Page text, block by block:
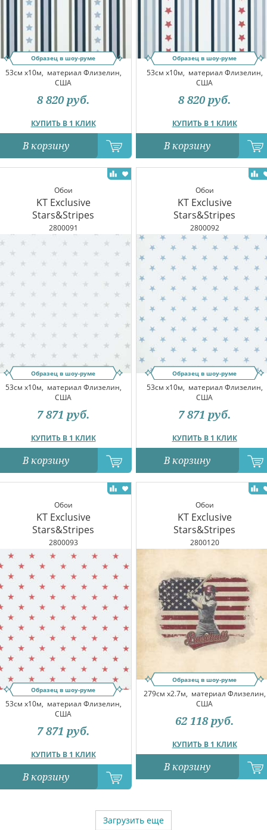
Образец в шоу-руме
53см x10м, материал Флизелин,
США
КУПИТЬ В 1 КЛИК
8 820 руб.
В корзину
Образец в шоу-руме
53см x10м, материал Флизелин,
США
КУПИТЬ В 1 КЛИК
8 820 руб.
В корзину
Обои
KT Exclusive
Stars&Stripes
2800091
Образец в шоу-руме
53см x10м, материал Флизелин,
США
КУПИТЬ В 1 КЛИК
7 871 руб.
В корзину
Обои
KT Exclusive
Stars&Stripes
2800092
Образец в шоу-руме
53см x10м, материал Флизелин,
США
КУПИТЬ В 1 КЛИК
7 871 руб.
В корзину
Обои
KT Exclusive
Stars&Stripes
2800093
Образец в шоу-руме
53см x10м, материал Флизелин,
США
КУПИТЬ В 1 КЛИК
7 871 руб.
В корзину
Обои
KT Exclusive
Stars&Stripes
2800120
Образец в шоу-руме
279см x2.7м, материал Флизелин,
США
КУПИТЬ В 1 КЛИК
62 118 руб.
В корзину
Загрузить еще